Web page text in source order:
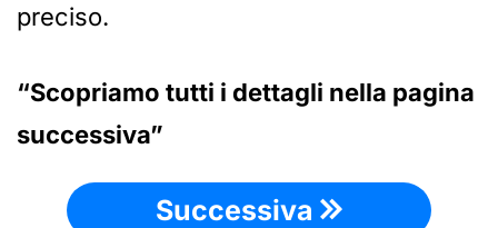
preciso.
“Scopriamo tutti i dettagli nella pagina
successiva”
Successiva